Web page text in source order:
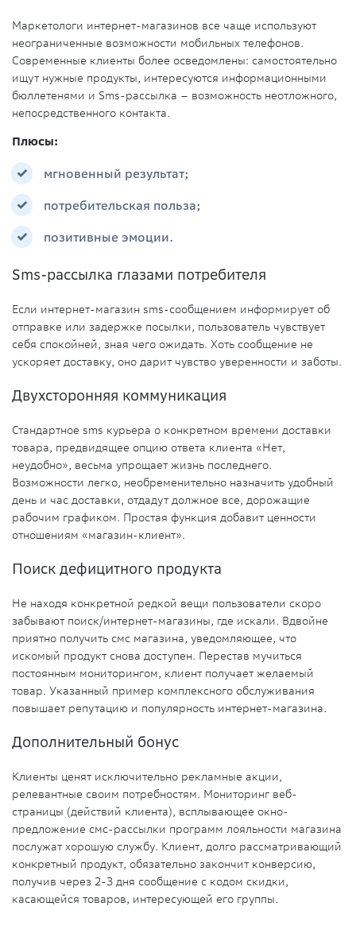
Маркетологи интернет-магазинов все чаще используют
неограниченные возможности мобильных телефонов.
Современные клиенты более осведомлены: самостоятельно
ищут нужные продукты, интересуются информационными
бюллетенями и Sms-рассылка – возможность неотложного,
непосредственного контакта.
Плюсы:
мгновенный результат;
потребительская польза;
позитивные эмоции.
Sms-рассылка глазами потребителя
Если интернет-магазин sms-сообщением информирует об
отправке или задержке посылки, пользователь чувствует
себя спокойней, зная чего ожидать. Хоть сообщение не
ускоряет доставку, оно дарит чувство уверенности и заботы.
Двухсторонняя коммуникация
Стандартное sms курьера о конкретном времени доставки
товара, предвидящее опцию ответа клиента «Нет,
неудобно», весьма упрощает жизнь последнего.
Возможности легко, необременительно назначить удобный
день и час доставки, отдадут должное все, дорожащие
рабочим графиком. Простая функция добавит ценности
отношениям «магазин-клиент».
Поиск дефицитного продукта
Не находя конкретной редкой вещи пользователи скоро
забывают поиск/интернет-магазины, где искали. Вдвойне
приятно получить смс магазина, уведомляющее, что
искомый продукт снова доступен. Перестав мучиться
постоянным мониторингом, клиент получает желаемый
товар. Указанный пример комплексного обслуживания
повышает репутацию и популярность интернет-магазина.
Дополнительный бонус
Клиенты ценят исключительно рекламные акции,
релевантные своим потребностям. Мониторинг веб-
страницы (действий клиента), всплывающее окно-
предложение смс-рассылки программ лояльности магазина
послужат хорошую службу. Клиент, долго рассматривающий
конкретный продукт, обязательно закончит конверсию,
получив через 2-3 дня сообщение с кодом скидки,
касающейся товаров, интересующей его группы.